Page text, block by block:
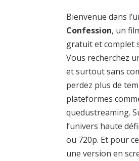
Bienvenue dans
Confession, un
gratuit et complet
Vous recherchez
et surtout sans
perdez plus de
plateformes
quedustreaming.
l’univers haute
ou 720p. Et pour
une version en